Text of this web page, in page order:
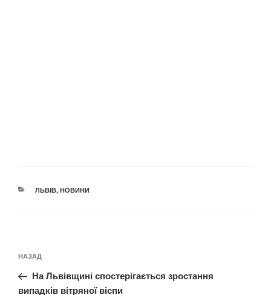
КАТЕГОРІЇ
ЛЬВІВ, НОВИНИ
записів
Попередній
запис:
НАЗАД
На Львівщині спостерігається зростання
випадків вітряної віспи